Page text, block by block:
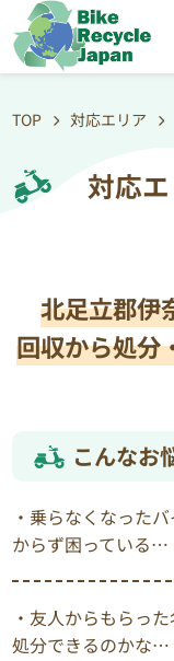
TOP 対応エリア
対応
北足立郡伊
回収から処分
こんなお
・乗らなくなった
からず困っている…
・友人からもらっ
処分できるのかな…